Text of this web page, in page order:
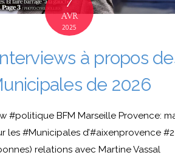
AVR
2025
à propos
de 2026
#politique BFM Marseille Provence:
les #Municipales d’#aixenprovence
relations avec Martine Vassal